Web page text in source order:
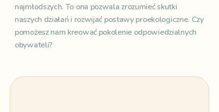
najmłodszych. To ona pozwala zrozumieć skutki
naszych działań i rozwijać postawy proekologiczne. Czy
pomożesz nam kreować pokolenie odpowiedzialnych
obywateli?